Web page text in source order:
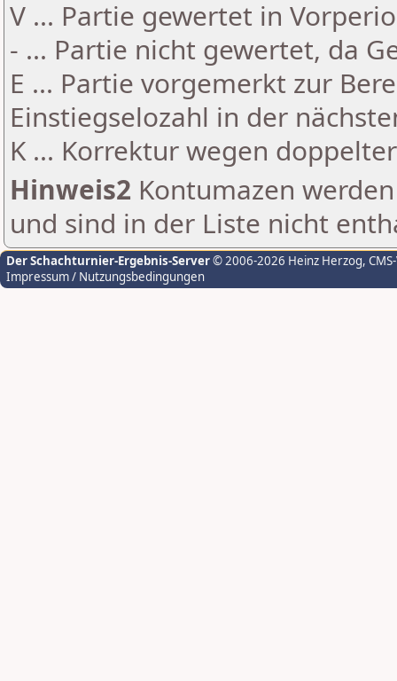
V ... Partie gewertet in
- ... Partie nicht gewertet, da
E ... Partie vorgemerkt zur
Einstiegselozahl in der
K ... Korrektur wegen
Hinweis2 Kontumazen
und sind in der Liste nicht
Der Schachturnier-Ergebnis-Server© 2006-2026 Heinz Herzog,
Impressum / Nutzungsbedingungen